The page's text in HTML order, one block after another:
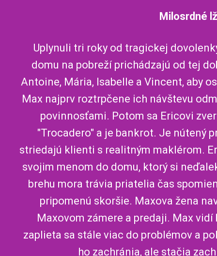
Milosrdné
Uplynuli tri roky od tragickej
domu na pobreží prichádzajú od tej
Antoine, Mária, Isabelle a Vincent, aby
Max najprv roztrpčene ich návštevu
povinnosťami. Potom sa Ericovi
"Trocadero" a je bankrot. Je nútený
striedajú klienti s realitným maklérom.
svojim menom do domu, ktorý si
brehu mora trávia priatelia čas
pripomenú skoršie. Maxova žena
Maxovom zámere a predaji. Max
zaplieta sa stále viac do problémov a
ho zachránia, ale stačia